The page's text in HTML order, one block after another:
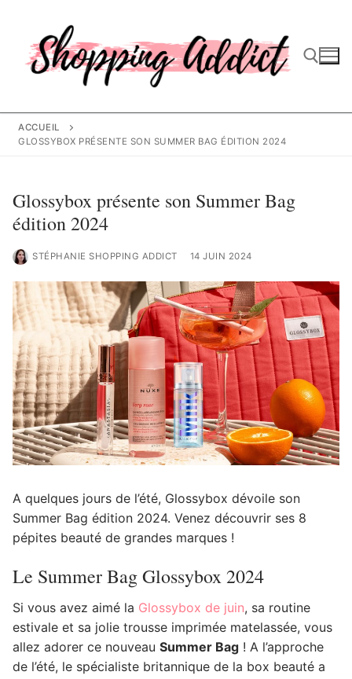
contenu
ACCUEIL
GLOSSYBOX PRÉSENTE SON SUMMER BAG ÉDITION 2024
Glossybox présente son Summer Bag
édition 2024
STÉPHANIE SHOPPING ADDICT 14 JUIN 2024
A quelques jours de l’été, Glossybox dévoile son
Summer Bag édition 2024. Venez découvrir ses 8
pépites beauté de grandes marques !
Le Summer Bag Glossybox 2024
Si vous avez aimé la Glossybox de juin, sa routine
estivale et sa jolie trousse imprimée matelassée, vous
allez adorer ce nouveau Summer Bag ! A l’approche
de l’été, le spécialiste britannique de la box beauté a